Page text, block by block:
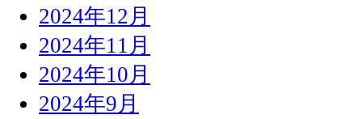
2024年12月
2024年11月
2024年10月
2024年9月